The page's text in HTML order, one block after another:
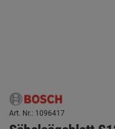
Art. Nr.: 1096417